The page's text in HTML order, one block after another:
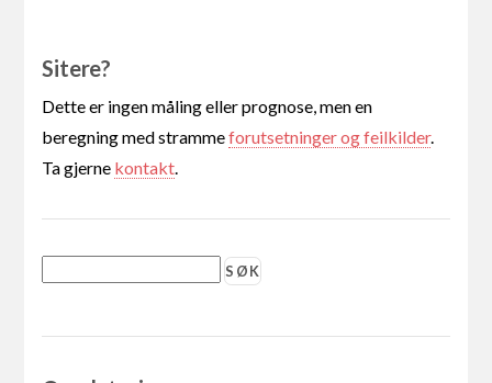
Sitere?
Dette er ingen måling eller prognose, men en
beregning med strammeforutsetninger og feilkilder.
Ta gjerne kontakt.